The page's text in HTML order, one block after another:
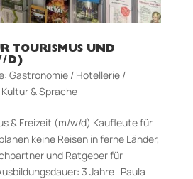
TOURISMUS UND
D)
Gastronomie / Hotellerie /
& Sprache
& Freizeit (m/w/d) Kaufleute für
keine Reisen in ferne Länder,
und Ratgeber für
3 Jahre Paula